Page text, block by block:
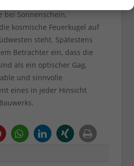
bei Sonnenschein,
kosmische Feuerkugel auf
steht. Spätestens
Betrachter ein, dass die
als ein optischer Gag,
und sinnvolle
eines in jeder Hinsicht